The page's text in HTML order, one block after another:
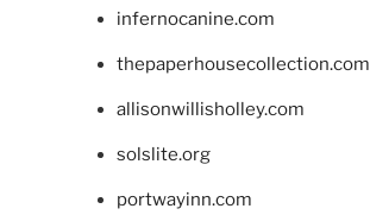
infernocanine.com
thepaperhousecollection.com
allisonwillisholley.com
solslite.org
portwayinn.com